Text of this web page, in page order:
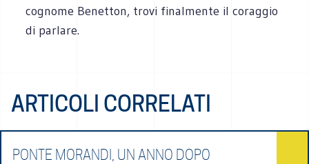
cognome Benetton, trovi finalmente il coraggio
di parlare.
ARTICOLI CORRELATI
PONTE MORANDI, UN ANNO DOPO